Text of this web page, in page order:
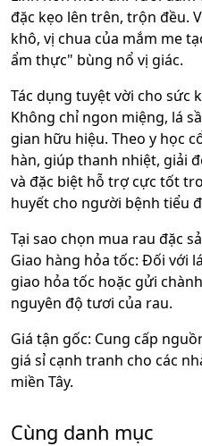
đặc kẹo lên trên, trộn đều.
khô, vị chua của mắm me
ẩm thực" bùng nổ vị giác.
Tác dụng tuyệt vời cho sức
Không chỉ ngon miệng, lá
gian hữu hiệu. Theo y học
hàn, giúp thanh nhiệt, giải
và đặc biệt hỗ trợ cực tốt
huyết cho người bệnh tiểu
Tại sao chọn mua rau đặc
Giao hàng hỏa tốc: Đối với
giao hỏa tốc hoặc gửi
nguyên độ tươi của rau.
Giá tận gốc: Cung cấp
giá sỉ cạnh tranh cho các
miền Tây.
Cùng danh mục